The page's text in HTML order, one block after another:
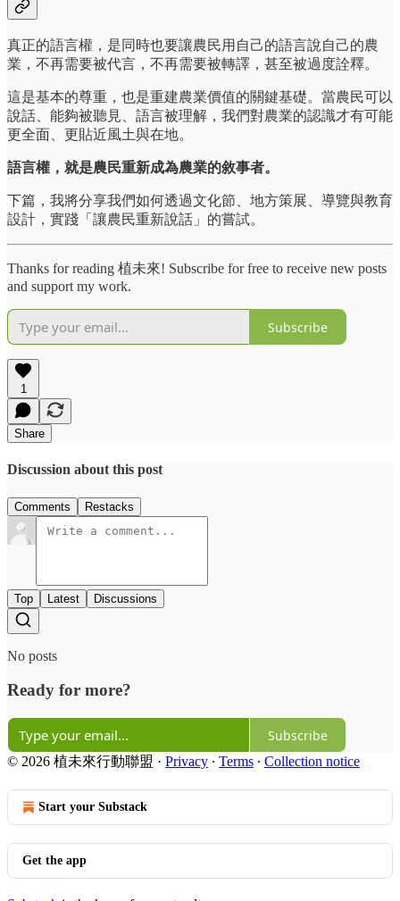
真正的語言權，是同時也要讓農民用自己的語言說自己的農
業，不再需要被代言，不再需要被轉譯，甚至被過度詮釋。
這是基本的尊重，也是重建農業價值的關鍵基礎。當農民可以
說話、能夠被聽見、語言被理解，我們對農業的認識才有可能
更全面、更貼近風土與在地。
語言權，就是農民重新成為農業的敘事者。
下篇，我將分享我們如何透過文化節、地方策展、導覽與教育
設計，實踐「讓農民重新說話」的嘗試。
Thanks for reading 植未來! Subscribe for free to receive new posts
and support my work.
Subscribe
1
Share
Discussion about this post
Comments Restacks
Top Latest Discussions
No posts
Ready for more?
Subscribe
© 2026 植未來行動聯盟 · Privacy ∙ Terms ∙ Collection notice
Start your Substack
Get the app